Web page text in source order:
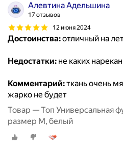
Алевтина Адельшина
17 отзывов
12 июня 2024
Достоинства:отличный на
Недостатки: не каких
Комментарий:ткань очень
жарко не будет
Товар — Топ Универсальная
размер M, белый